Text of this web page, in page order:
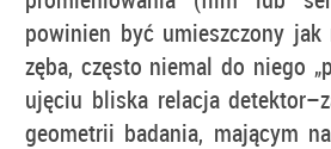
powinien być umieszczony jak
zęba, często niemal do niego
ujęciu bliska relacja
geometrii badania, mającym